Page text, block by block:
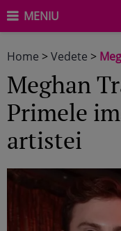
MENIU
Home >Vedete >
Meghan
Primele
artistei